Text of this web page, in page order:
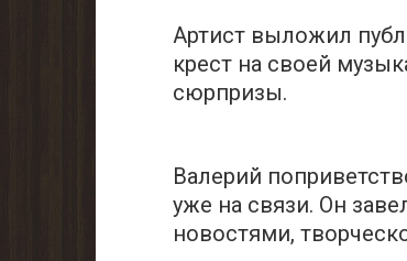
Артист выложил
кpест на cвоей
сюрпризы.
Валерий
уже на связи. Он
новостями,